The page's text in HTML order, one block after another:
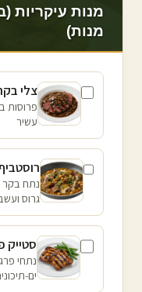
מנות עיקריות
מנות)
צלי
פרוסות
עשיר
רוסטביף
נתח בקר
גרוס
סטייק
נתחי
ים-